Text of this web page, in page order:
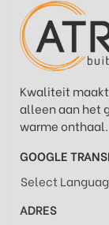
Kwaliteit
alleen aan het
warme onthaal.
GOOGLE
Select
ADRES